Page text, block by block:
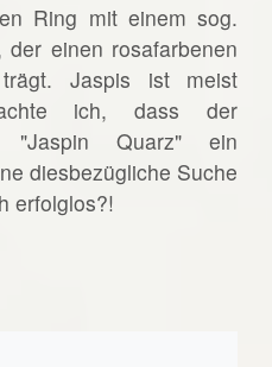
Ring mit einem sog.
einen rosafarbenen
Jaspis ist meist
ich, dass der
"Jaspin Quarz" ein
diesbezügliche Suche
erfolglos?!